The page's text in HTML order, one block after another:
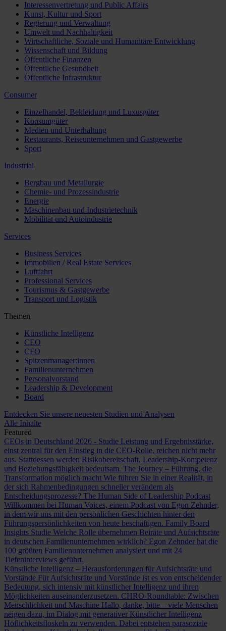
Interessenvertretung und Public Affairs
Kunst, Kultur und Sport
Regierung und Verwaltung
Umwelt und Nachhaltigkeit
Wirtschaftliche, Soziale und Humanitäre Entwicklung
Wissenschaft und Bildung
Öffentliche Finanzen
Öffentliche Gesundheit
Öffentliche Infrastruktur
Consumer
Einzelhandel, Bekleidung und Luxusgüter
Konsumgüter
Medien und Unterhaltung
Restaurants, Reiseunternehmen und Gastgewerbe
Sport
Industrial
Bergbau und Metallurgie
Chemie- und Prozessindustrie
Energie
Maschinenbau und Industrietechnik
Mobilität und Autoindustrie
Services
Business Services
Immobilien / Real Estate Services
Luftfahrt
Professional Services
Tourismus & Gastgewerbe
Transport und Logistik
Themen
Künstliche Intelligenz
CEO
CFO
Spitzenmanager:innen
Familienunternehmen
Personalvorstand
Leadership & Development
Board
Entdecken Sie unsere neuesten Studien und Analysen
Alle Inhalte
Featured
CEOs in Deutschland 2026 - Studie Leistung und Ergebnisstärke,
einst zentral für den Einstieg in die CEO-Rolle, reichen nicht mehr
aus. Stattdessen werden Risikobereitschaft, Leadership-Kompetenz
und Beziehungsfähigkeit bedeutsam. The Journey – Führung, die
Transformation möglich macht Wie führen Sie in einer Realität, in
der sich Rahmenbedingungen schneller verändern als
Entscheidungsprozesse? The Human Side of Leadership Podcast
Willkommen bei Human Voices, einem Podcast von Egon Zehnder,
in dem wir uns mit den persönlichen Geschichten hinter den
Führungspersönlichkeiten von heute beschäftigen. Family Board
Insights Studie Welche Rolle übernehmen Beiräte und Aufsichtsräte
in deutschen Familienunternehmen wirklich? Egon Zehnder hat die
100 größten Familienunternehmen analysiert und mit 24
Tiefeninterviews geführt.
Künstliche Intelligenz – Herausforderungen für Aufsichtsräte und
Vorstände Für Aufsichtsräte und Vorstände ist es von entscheidender
Bedeutung, sich intensiv mit künstlicher Intelligenz und ihren
Möglichkeiten auseinanderzusetzen. CHRO-Roundtable: Zwischen
Menschlichkeit und Maschine Hallo, danke, bitte – viele Menschen
neigen dazu, im Dialog mit generativer Künstlicher Intelligenz
Höflichkeitsfloskeln zu verwenden. Dabei entstehen parasoziale